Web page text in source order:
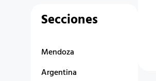
Secciones
Mendoza
Argentina